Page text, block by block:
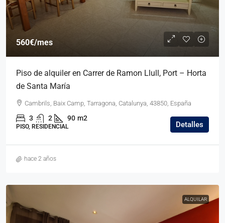
560€/mes
Piso de alquiler en Carrer de Ramon Llull, Port – Horta
de Santa María
Cambrils, Baix Camp, Tarragona, Catalunya, 43850, España
3 2 90 m2
PISO, RESIDENCIAL Detalles
hace 2 años
ALQUILAR